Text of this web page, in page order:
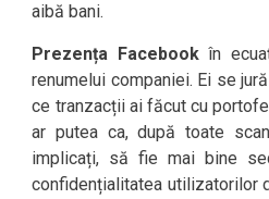
aibă bani.
Prezența Facebookîn
renumelui companiei. Ei se
ce tranzacții ai făcut cu
ar putea ca, după toate
implicați, să fie mai bine
confidențialitatea utilizatorilor